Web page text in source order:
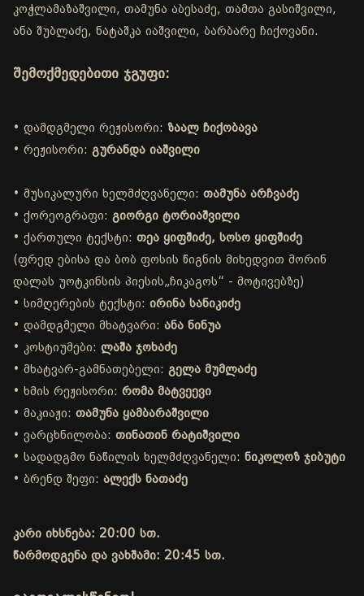
კოჭლამაზაშვილი, თამუნა აბესაძე, თამთა გასიშვილი,
ანა შუბლაძე, ნატაშკა იაშვილი, ბარბარე ჩიქოვანი.
შემოქმედებითი ჯგუფი:
• დამდგმელი რეჟისორი: ზაალ ჩიქობავა
• რეჟისორი: გურანდა იაშვილი
• მუსიკალური ხელმძღვანელი: თამუნა არჩვაძე
• ქორეოგრაფი: გიორგი ტორიაშვილი
• ქართული ტექსტი: თეა ყიფშიძე, სოსო ყიფშიძე
(ფრედ ებისა და ბობ ფოსის წიგნის მიხედვით მორინ
დალას უოტკინსის პიესის„ჩიკაგოს“ - მოტივებზე)
• სიმღერების ტექსტი: ირინა სანიკიძე
• დამდგმელი მხატვარი: ანა ნინუა
• კოსტიუმები: ლაშა ჯოხაძე
• მხატვარ-გამნათებელი: გელა მუმლაძე
• ხმის რეჟისორი: რომა მატვეევი
• მაკიაჟი: თამუნა ყამბარაშვილი
• ვარცხნილობა: თინათინ რატიშვილი
• სადადგმო ნაწილის ხელმძღვანელი: ნიკოლოზ ჯიბუტი
• ბრენდ შეფი: ალექს ნათაძე
კარი იხსნება: 20:00 სთ.
წარმოდგენა და ვახშამი: 20:45 სთ.